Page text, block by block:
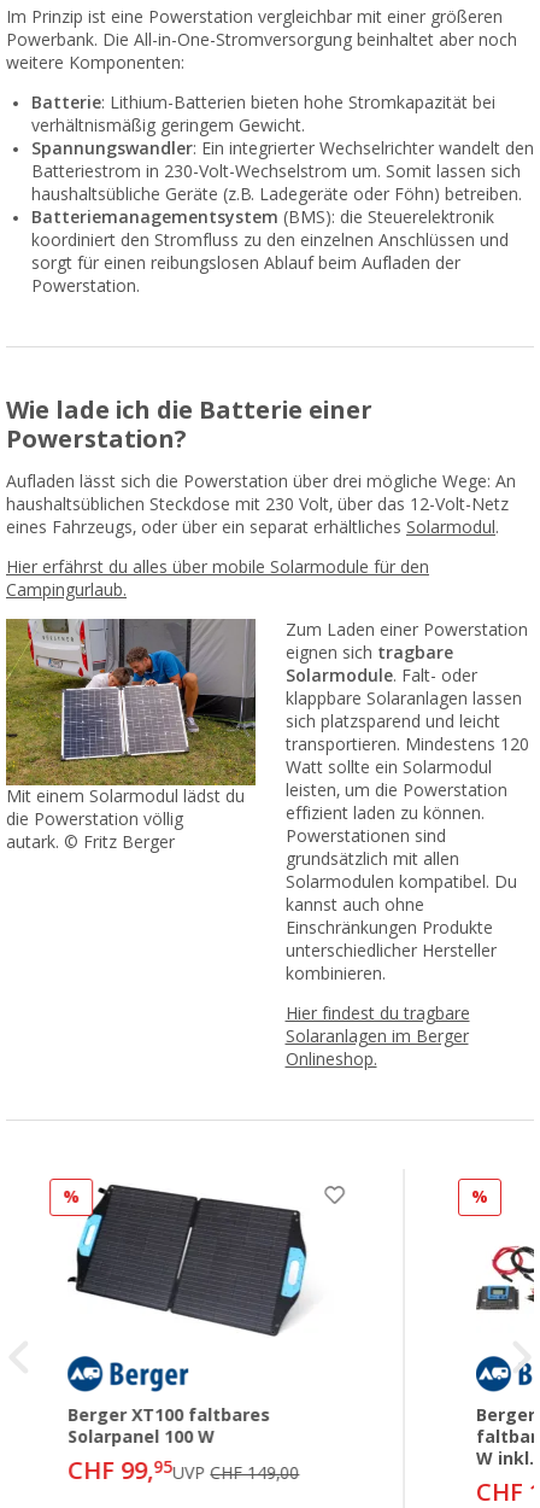
Im Prinzip ist eine Powerstation vergleichbar mit einer größeren
Powerbank. Die All-in-One-Stromversorgung beinhaltet aber noch
weitere Komponenten:
Batterie: Lithium-Batterien bieten hohe Stromkapazität bei
verhältnismäßig geringem Gewicht.
Spannungswandler: Ein integrierter Wechselrichter wandelt den
Batteriestrom in 230-Volt-Wechselstrom um. Somit lassen sich
haushaltsübliche Geräte (z.B. Ladegeräte oder Föhn) betreiben.
Batteriemanagementsystem (BMS): die Steuerelektronik
koordiniert den Stromfluss zu den einzelnen Anschlüssen und
sorgt für einen reibungslosen Ablauf beim Aufladen der
Powerstation.
Wie lade ich die Batterie einer
Powerstation?
Aufladen lässt sich die Powerstation über drei mögliche Wege: An
haushaltsüblichen Steckdose mit 230 Volt, über das 12-Volt-Netz
eines Fahrzeugs, oder über ein separat erhältliches Solarmodul .
Hier erfährst du alles über mobile Solarmodule für den
Campingurlaub.
Mit einem Solarmodul lädst du
die Powerstation völlig
autark. © Fritz Berger
Zum Laden einer Powerstation
eignen sich tragbare
Solarmodule. Falt- oder
klappbare Solaranlagen lassen
sich platzsparend und leicht
transportieren. Mindestens 120
Watt sollte ein Solarmodul
leisten, um die Powerstation
effizient laden zu können.
Powerstationen sind
grundsätzlich mit allen
Solarmodulen kompatibel. Du
kannst auch ohne
Einschränkungen Produkte
unterschiedlicher Hersteller
kombinieren.
Hier findest du tragbare
Solaranlagen im Berger
Onlineshop.
%
Berger XT100 faltbares
Solarpanel 100 W
CHF 99,95UVPCHF 149,00
%
W inkl.
CHF